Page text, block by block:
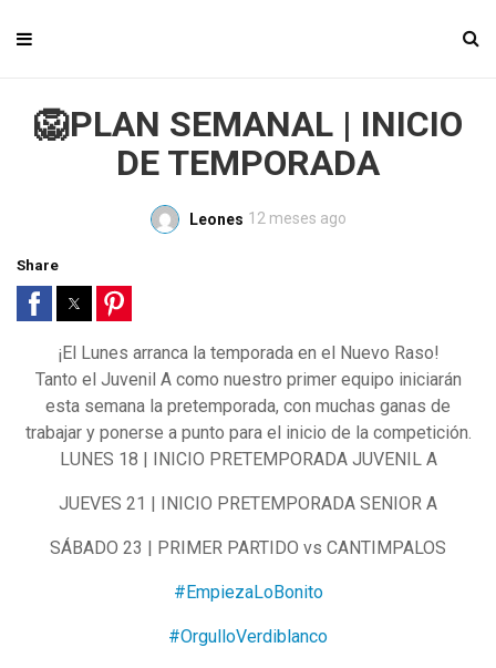
🦁PLAN SEMANAL | INICIO
DE TEMPORADA
Leones 12 meses ago
Share
¡El Lunes arranca la temporada en el Nuevo Raso!
Tanto el Juvenil A como nuestro primer equipo iniciarán
esta semana la pretemporada, con muchas ganas de
trabajar y ponerse a punto para el inicio de la competición.
LUNES 18 | INICIO PRETEMPORADA JUVENIL A
JUEVES 21 | INICIO PRETEMPORADA SENIOR A
SÁBADO 23 | PRIMER PARTIDO vs CANTIMPALOS
#EmpiezaLoBonito
#OrgulloVerdiblanco